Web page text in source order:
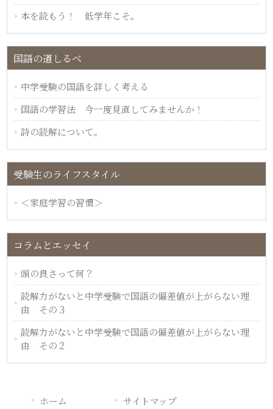
本を読もう！ 低学年こそ。
国語の道しるべ
中学受験の国語を詳しく考える
国語の学習法 今一度見直してみませんか！
詩の読解について。
受験生のライフスタイル
＜家庭学習の習慣＞
コラムとエッセイ
頭の良さって何？
読解力がないと中学受験で国語の偏差値が上がらない理
由 その３
読解力がないと中学受験で国語の偏差値が上がらない理
由 その２
ホーム サイトマップ